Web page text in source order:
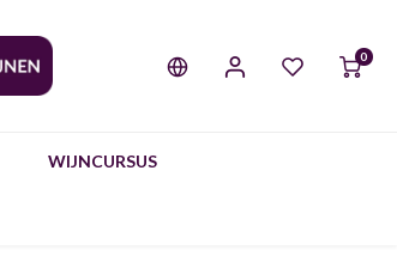
0
WIJNCURSUS